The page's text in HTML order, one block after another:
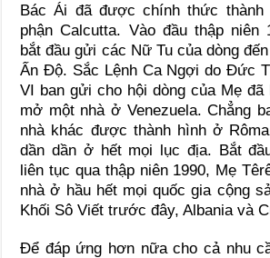
Bác Ái đã được chính thức thành
phận Calcutta. Vào đầu thập niên
bắt đầu gửi các Nữ Tu của dòng
Ấn Độ. Sắc Lệnh Ca Ngợi do Đức
VI ban gửi cho hội dòng của Mẹ đã
mở một nhà ở Venezuela. Chẳng
nhà khác được thành hình ở
dần dần ở hết mọi lục địa. Bắt
liên tục qua thập niên 1990, Mẹ
nhà ở hầu hết mọi quốc gia cộng
Khối Sô Viết trước đây, Albania và
Để đáp ứng hơn nữa cho cả nhu